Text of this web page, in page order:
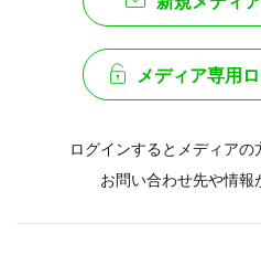
メディア専用
ログインするとメディア
お問い合わせ先や情報